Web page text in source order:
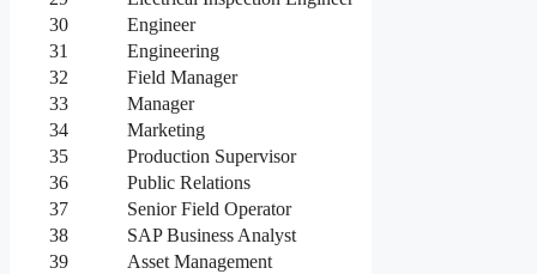
30
Engineer
31
Engineering
32
Field Manager
33
Manager
34
Marketing
35
Production Supervisor
36
Public Relations
37
Senior Field Operator
38
SAP Business Analyst
39
Asset Management